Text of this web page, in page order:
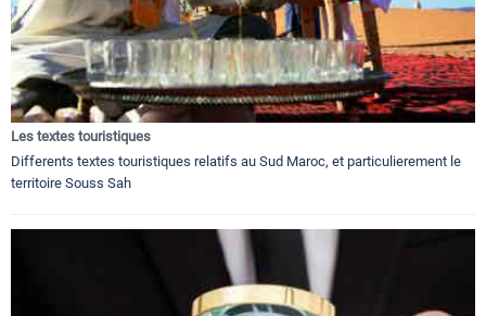
Les textes touristiques
Differents textes touristiques relatifs au Sud Maroc, et particulierement le
territoire Souss Sah